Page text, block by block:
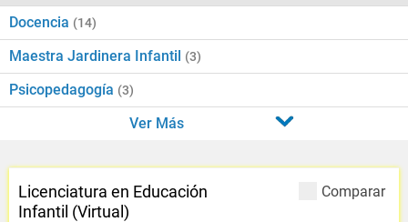
Docencia (14)
Maestra Jardinera Infantil (3)
Psicopedagogía (3)
Ver Más
Comparar
Licenciatura en Educación
Infantil (Virtual)